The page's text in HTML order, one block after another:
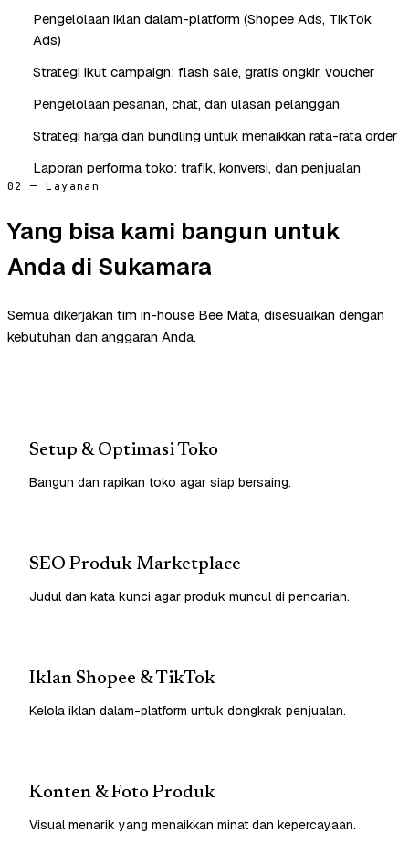
Pengelolaan iklan dalam-platform (Shopee Ads, TikTok
Ads)
Strategi ikut campaign: flash sale, gratis ongkir, voucher
Pengelolaan pesanan, chat, dan ulasan pelanggan
Strategi harga dan bundling untuk menaikkan rata-rata order
Laporan performa toko: trafik, konversi, dan penjualan
02 — Layanan
Yang bisa kami bangun untuk
Anda di Sukamara
Semua dikerjakan tim in-house Bee Mata, disesuaikan dengan
kebutuhan dan anggaran Anda.
Setup & Optimasi Toko
Bangun dan rapikan toko agar siap bersaing.
SEO Produk Marketplace
Judul dan kata kunci agar produk muncul di pencarian.
Iklan Shopee & TikTok
Kelola iklan dalam-platform untuk dongkrak penjualan.
Konten & Foto Produk
Visual menarik yang menaikkan minat dan kepercayaan.